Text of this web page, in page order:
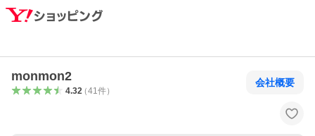
monmon2
4.32（41 件）
会社概要